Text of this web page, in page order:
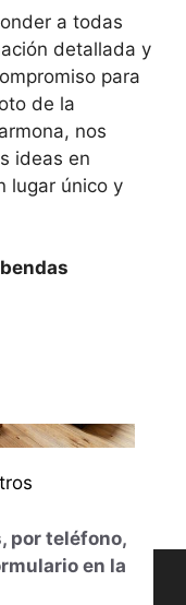
a todas
detallada y
para
de la
nos
ideas en
lugar único y
por teléfono,
en la